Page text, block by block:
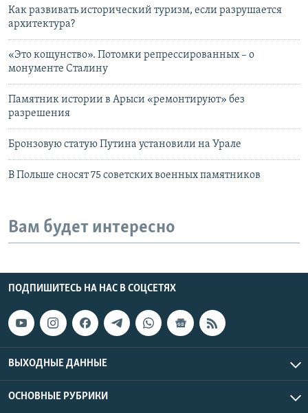
Как развивать исторический туризм, если разрушается
архитектура?
«Это кощунство». Потомки репрессированных – о
монументе Сталину
Памятник истории в Арыси «ремонтируют» без
разрешения
Бронзовую статую Путина установили на Урале
В Польше сносят 75 советских военных памятников
Вам будет интересно
ПОДПИШИТЕСЬ НА НАС В СОЦСЕТЯХ
ВЫХОДНЫЕ ДАННЫЕ
ОСНОВНЫЕ РУБРИКИ